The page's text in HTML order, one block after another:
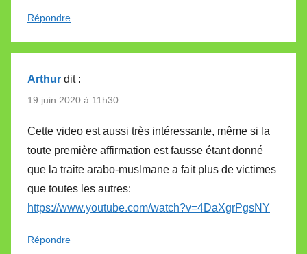
Répondre
Arthur dit :
19 juin 2020 à 11h30
Cette video est aussi très intéressante, même si la
toute première affirmation est fausse étant donné
que la traite arabo-muslmane a fait plus de victimes
que toutes les autres:
https://www.youtube.com/watch?v=4DaXgrPgsNY
Répondre